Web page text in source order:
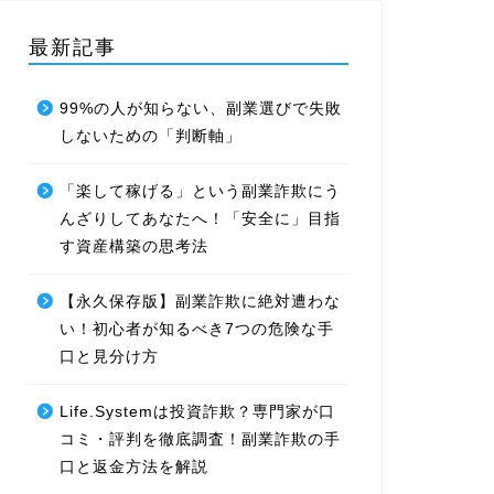
最新記事
99%の人が知らない、副業選びで失敗
しないための「判断軸」
「楽して稼げる」という副業詐欺にう
んざりしてあなたへ！「安全に」目指
す資産構築の思考法
【永久保存版】副業詐欺に絶対遭わな
い！初心者が知るべき7つの危険な手
口と見分け方
Life.Systemは投資詐欺？専門家が口
コミ・評判を徹底調査！副業詐欺の手
口と返金方法を解説